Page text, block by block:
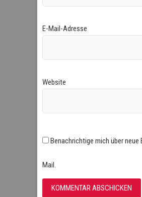
E-Mail-Adresse
Website
Benachrichtige mich über neue
Mail.